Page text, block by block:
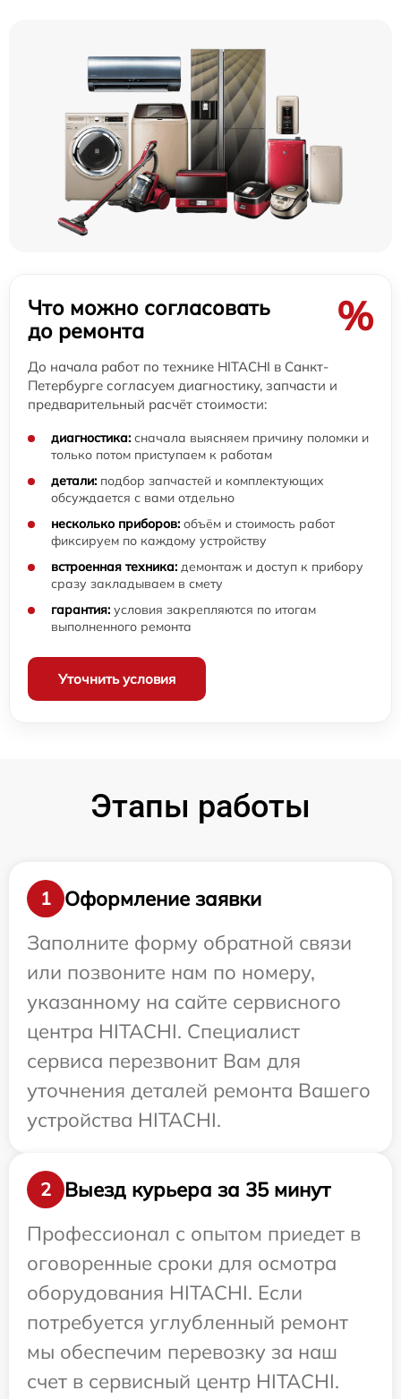
Что можно согласовать
до ремонта
%
До начала работ по технике HITACHI в Санкт-
Петербурге согласуем диагностику, запчасти и
предварительный расчёт стоимости:
диагностика: сначала выясняем причину поломки и
только потом приступаем к работам
детали: подбор запчастей и комплектующих
обсуждается с вами отдельно
несколько приборов: объём и стоимость работ
фиксируем по каждому устройству
встроенная техника: демонтаж и доступ к прибору
сразу закладываем в смету
гарантия: условия закрепляются по итогам
выполненного ремонта
Уточнить условия
Этапы работы
1
Оформление заявки
Заполните форму обратной связи
или позвоните нам по номеру,
указанному на сайте сервисного
центра HITACHI. Специалист
сервиса перезвонит Вам для
уточнения деталей ремонта Вашего
устройства HITACHI.
2
Выезд курьера за 35 минут
Профессионал с опытом приедет в
оговоренные сроки для осмотра
оборудования HITACHI. Если
потребуется углубленный ремонт
мы обеспечим перевозку за наш
счет в сервисный центр HITACHI.